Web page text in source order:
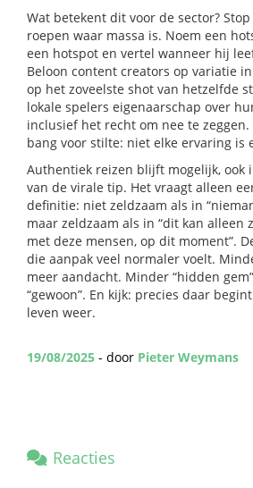
Wat betekent dit voor de sector? Stop
roepen waar massa is. Noem een
een hotspot en vertel wanneer hij
Beloon content creators op variatie
op het zoveelste shot van hetzelfde
lokale spelers eigenaarschap over
inclusief het recht om nee te zeggen.
bang voor stilte: niet elke ervaring is
Authentiek reizen blijft mogelijk, ook
van de virale tip. Het vraagt alleen
definitie: niet zeldzaam als in
maar zeldzaam als in “dit kan alleen
met deze mensen, op dit moment”.
die aanpak veel normaler voelt.
meer aandacht. Minder “hidden
“gewoon”. En kijk: precies daar
leven weer.
19/08/2025 - door Pieter Weymans
Reacties